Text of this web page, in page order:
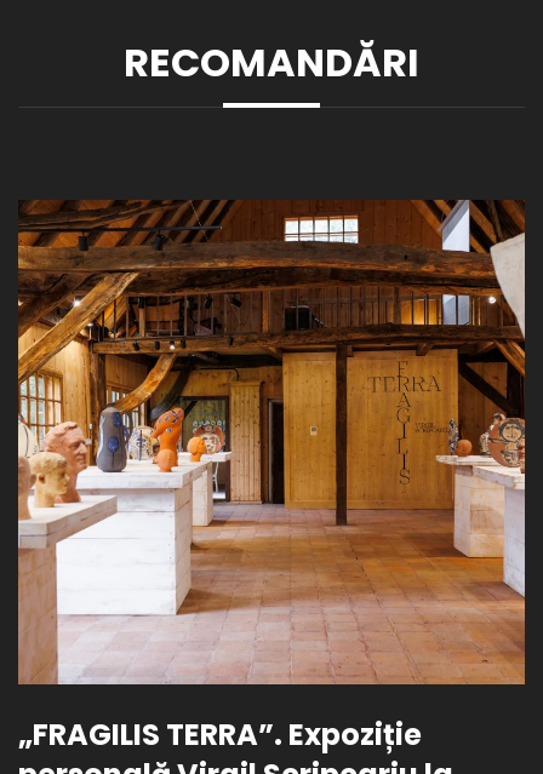
RECOMANDĂRI
„FRAGILIS TERRA”. Expoziție